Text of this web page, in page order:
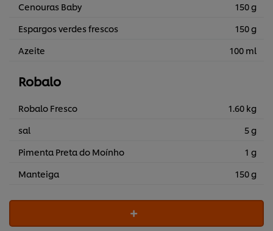
Cenouras Baby
150 g
Espargos verdes frescos
150 g
Azeite
100 ml
Robalo
Robalo Fresco
1.60 kg
sal
5 g
Pimenta Preta do Moínho
1 g
Manteiga
150 g